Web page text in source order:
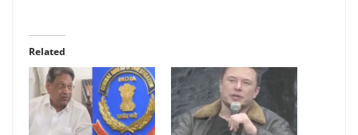
Related